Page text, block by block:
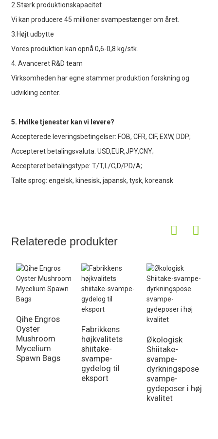
2.Stærk produktionskapacitet
Vi kan producere 45 millioner svampestænger om året.
3.Højt udbytte
Vores produktion kan opnå 0,6-0,8 kg/stk.
4. Avanceret R&D team
Virksomheden har egne stammer produktion forskning og
udvikling center.
5. Hvilke tjenester kan vi levere?
Accepterede leveringsbetingelser: FOB, CFR, CIF, EXW, DDP;
Accepteret betalingsvaluta: USD,EUR,JPY,CNY;
Accepteret betalingstype: T/T,L/C,D/PD/A;
Talte sprog: engelsk, kinesisk, japansk, tysk, koreansk
Relaterede produkter
Qihe Engros
Oyster
Mushroom
Mycelium
Spawn Bags
Fabrikkens
højkvalitets
shiitake-
svampe-
gydelog til
eksport
Økologisk
Shiitake-
svampe-
dyrkningspose
svampe-
gydeposer i høj
kvalitet